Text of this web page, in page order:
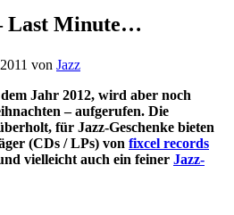
Last Minute…
von Jazz
Jahr 2012, wird aber noch
– aufgerufen. Die
für Jazz-Geschenke bieten
(CDs / LPs) von fixcel records
vielleicht auch ein feiner Jazz-